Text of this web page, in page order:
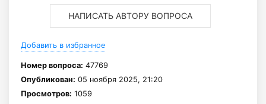
НАПИСАТЬ АВТОРУ ВОПРОСА
Добавить в избранное
Номер вопроса: 47769
Опубликован: 05 ноября 2025, 21:20
Просмотров: 1059